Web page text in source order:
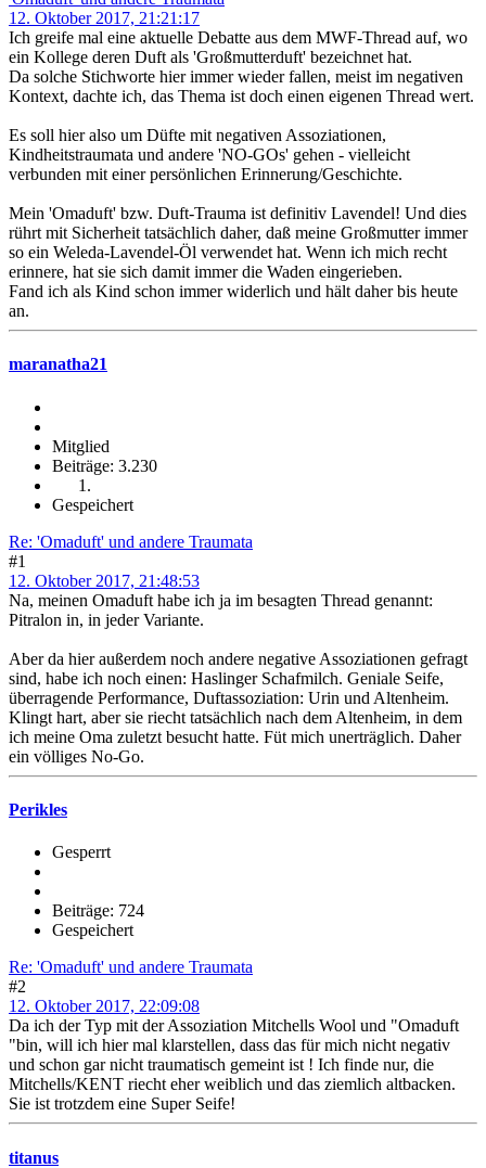
12. Oktober 2017, 21:21:17
Ich greife mal eine aktuelle Debatte aus dem MWF-Thread auf, wo
ein Kollege deren Duft als 'Großmutterduft' bezeichnet hat.
Da solche Stichworte hier immer wieder fallen, meist im negativen
Kontext, dachte ich, das Thema ist doch einen eigenen Thread wert.
Es soll hier also um Düfte mit negativen Assoziationen,
Kindheitstraumata und andere 'NO-GOs' gehen - vielleicht
verbunden mit einer persönlichen Erinnerung/Geschichte.
Mein 'Omaduft' bzw. Duft-Trauma ist definitiv Lavendel! Und dies
rührt mit Sicherheit tatsächlich daher, daß meine Großmutter immer
so ein Weleda-Lavendel-Öl verwendet hat. Wenn ich mich recht
erinnere, hat sie sich damit immer die Waden eingerieben.
Fand ich als Kind schon immer widerlich und hält daher bis heute
an.
maranatha21
Mitglied
Beiträge: 3.230
Gespeichert
Re: 'Omaduft' und andere Traumata
#1
12. Oktober 2017, 21:48:53
Na, meinen Omaduft habe ich ja im besagten Thread genannt:
Pitralon in, in jeder Variante.
Aber da hier außerdem noch andere negative Assoziationen gefragt
sind, habe ich noch einen: Haslinger Schafmilch. Geniale Seife,
überragende Performance, Duftassoziation: Urin und Altenheim.
Klingt hart, aber sie riecht tatsächlich nach dem Altenheim, in dem
ich meine Oma zuletzt besucht hatte. Füt mich unerträglich. Daher
ein völliges No-Go.
Perikles
Gesperrt
Beiträge: 724
Gespeichert
Re: 'Omaduft' und andere Traumata
#2
12. Oktober 2017, 22:09:08
Da ich der Typ mit der Assoziation Mitchells Wool und "Omaduft
"bin, will ich hier mal klarstellen, dass das für mich nicht negativ
und schon gar nicht traumatisch gemeint ist ! Ich finde nur, die
Mitchells/KENT riecht eher weiblich und das ziemlich altbacken.
Sie ist trotzdem eine Super Seife!
titanus